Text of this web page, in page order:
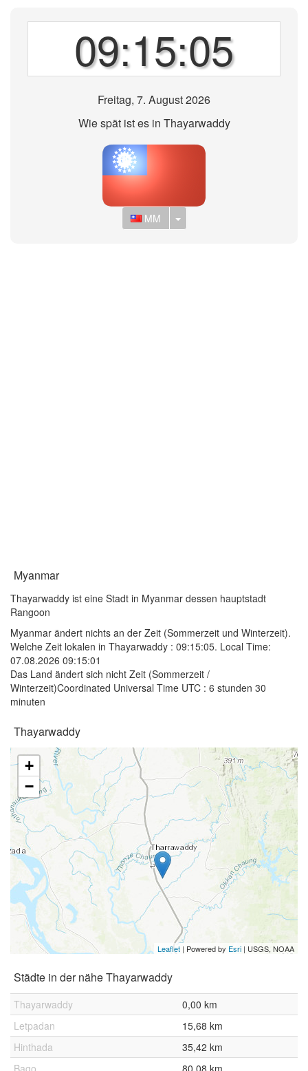
09:15:05
Freitag, 7. August 2026
Wie spät ist es in Thayarwaddy
MM Toggle Dropdown
Myanmar
Thayarwaddy ist eine Stadt in Myanmar dessen hauptstadt
Rangoon
Myanmar ändert nichts an der Zeit (Sommerzeit und Winterzeit).
Welche Zeit lokalen in Thayarwaddy : 09:15:05. Local Time:
07.08.2026 09:15:01
Das Land ändert sich nicht Zeit (Sommerzeit /
Winterzeit)Coordinated Universal Time UTC : 6 stunden 30
minuten
Thayarwaddy
+
−
Leaflet | Powered by Esri | USGS, NOAA
Städte in der nähe Thayarwaddy
Thayarwaddy
0,00 km
Letpadan
15,68 km
Hinthada
35,42 km
Bago
80,08 km